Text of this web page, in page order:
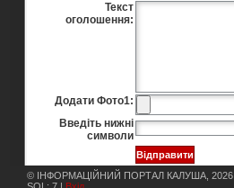
Текст
оголошення:
Додати Фото1:
Введіть нижні
символи
© ІНФОРМАЦІЙНИЙ ПОРТАЛ КАЛУША, 2026